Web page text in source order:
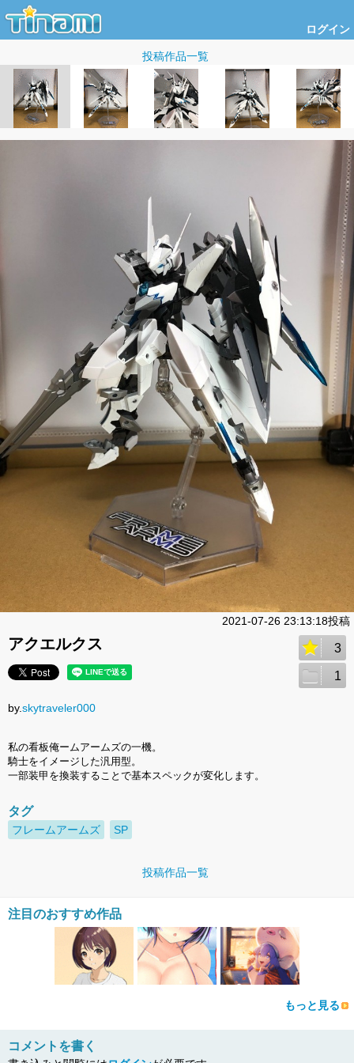
ログイン
投稿作品一覧
2021-07-26 23:13:18投稿
アクエルクス 3
1
by.skytraveler000
私の看板俺ームアームズの一機。
騎士をイメージした汎用型。
一部装甲を換装することで基本スペックが変化します。
タグ
フレームアームズ SP
投稿作品一覧
注目のおすすめ作品
もっと見る
コメントを書く